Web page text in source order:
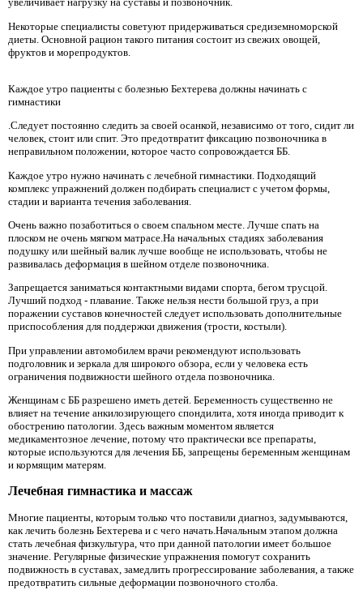
Некоторые специалисты советуют придерживаться средиземноморской
диеты. Основной рацион такого питания состоит из свежих овощей,
фруктов и морепродуктов.
Каждое утро пациенты с болезнью Бехтерева должны начинать с
гимнастики
.Следует постоянно следить за своей осанкой, независимо от того, сидит ли
человек, стоит или спит. Это предотвратит фиксацию позвоночника в
неправильном положении, которое часто сопровождается ББ.
Каждое утро нужно начинать с лечебной гимнастики. Подходящий
комплекс упражнений должен подбирать специалист с учетом формы,
стадии и варианта течения заболевания.
Очень важно позаботиться о своем спальном месте. Лучше спать на
плоском не очень мягком матрасе.На начальных стадиях заболевания
подушку или шейный валик лучше вообще не использовать, чтобы не
развивалась деформация в шейном отделе позвоночника.
Запрещается заниматься контактными видами спорта, бегом трусцой.
Лучший подход - плавание. Также нельзя нести большой груз, а при
поражении суставов конечностей следует использовать дополнительные
приспособления для поддержки движения (трости, костыли).
При управлении автомобилем врачи рекомендуют использовать
подголовник и зеркала для широкого обзора, если у человека есть
ограничения подвижности шейного отдела позвоночника.
Женщинам с ББ разрешено иметь детей. Беременность существенно не
влияет на течение анкилозирующего спондилита, хотя иногда приводит к
обострению патологии. Здесь важным моментом является
медикаментозное лечение, потому что практически все препараты,
которые используются для лечения ББ, запрещены беременным женщинам
и кормящим матерям.
Лечебная гимнастика и массаж
Многие пациенты, которым только что поставили диагноз, задумываются,
как лечить болезнь Бехтерева и с чего начать.Начальным этапом должна
стать лечебная физкультура, что при данной патологии имеет большое
значение. Регулярные физические упражнения помогут сохранить
подвижность в суставах, замедлить прогрессирование заболевания, а также
предотвратить сильные деформации позвоночного столба.